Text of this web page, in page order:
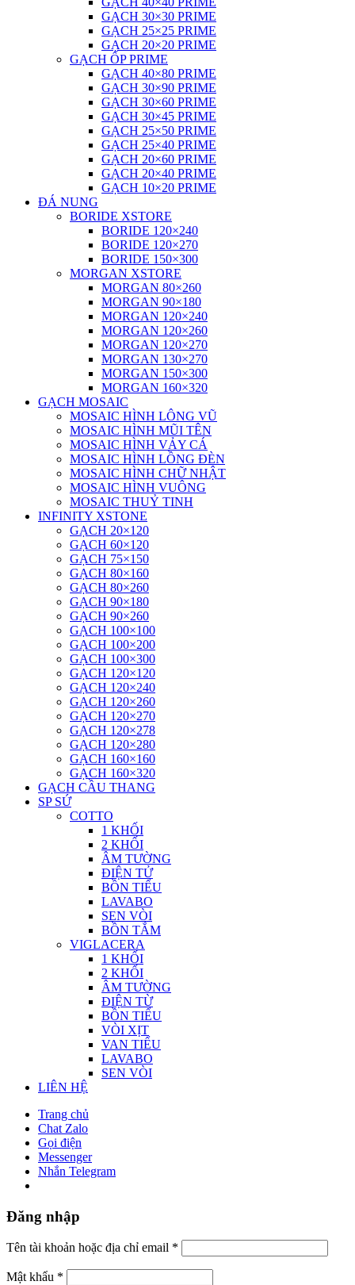
GẠCH 30×30 PRIME
GẠCH 25×25 PRIME
GẠCH 20×20 PRIME
GẠCH ỐP PRIME
GẠCH 40×80 PRIME
GẠCH 30×90 PRIME
GẠCH 30×60 PRIME
GẠCH 30×45 PRIME
GẠCH 25×50 PRIME
GẠCH 25×40 PRIME
GẠCH 20×60 PRIME
GẠCH 20×40 PRIME
GẠCH 10×20 PRIME
ĐÁ NUNG
BORIDE XSTORE
BORIDE 120×240
BORIDE 120×270
BORIDE 150×300
MORGAN XSTORE
MORGAN 80×260
MORGAN 90×180
MORGAN 120×240
MORGAN 120×260
MORGAN 120×270
MORGAN 130×270
MORGAN 150×300
MORGAN 160×320
GẠCH MOSAIC
MOSAIC HÌNH LÔNG VŨ
MOSAIC HÌNH MŨI TÊN
MOSAIC HÌNH VẢY CÁ
MOSAIC HÌNH LỒNG ĐÈN
MOSAIC HÌNH CHỮ NHẬT
MOSAIC HÌNH VUÔNG
MOSAIC THUỶ TINH
INFINITY XSTONE
GẠCH 20×120
GẠCH 60×120
GẠCH 75×150
GẠCH 80×160
GẠCH 80×260
GẠCH 90×180
GẠCH 90×260
GẠCH 100×100
GẠCH 100×200
GẠCH 100×300
GẠCH 120×120
GẠCH 120×240
GẠCH 120×260
GẠCH 120×270
GẠCH 120×278
GẠCH 120×280
GẠCH 160×160
GẠCH 160×320
GẠCH CẦU THANG
SP SỨ
COTTO
1 KHỐI
2 KHỐI
ÂM TƯỜNG
ĐIỆN TỬ
BỒN TIỂU
LAVABO
SEN VÒI
BỒN TẮM
VIGLACERA
1 KHỐI
2 KHỐI
ÂM TƯỜNG
ĐIỆN TỪ
BỒN TIỂU
VÒI XỊT
VAN TIỂU
LAVABO
SEN VÒI
LIÊN HỆ
Trang chủ
Chat Zalo
Gọi điện
Messenger
Nhắn Telegram
Đăng nhập
Tên tài khoản hoặc địa chỉ email *
Mật khẩu *